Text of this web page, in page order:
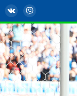
YouTubeВКонтакте